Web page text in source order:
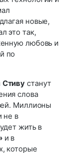
новые,
это так,
любовь и
по
Стиву станут
слова
Миллионы
не в
жить в
и в
которые